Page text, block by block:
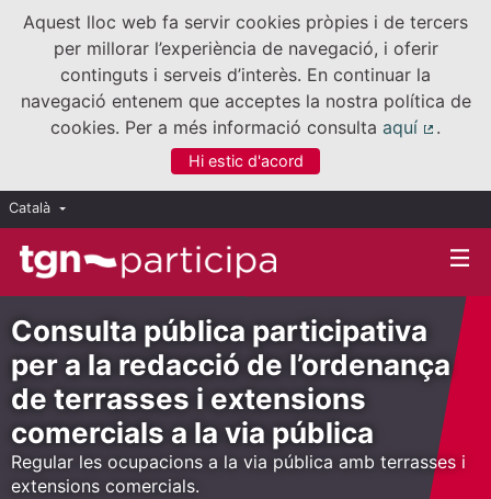
Aquest lloc web fa servir cookies pròpies i de tercers
per millorar l’experiència de navegació, i oferir
continguts i serveis d’interès. En continuar la
navegació entenem que acceptes la nostra política de
cookies. Per a més informació consulta aquí
.
Hi estic d'acord
Català Triar la llengua
Consulta pública participativa
per a la redacció de l’ordenança
de terrasses i extensions
comercials a la via pública
Regular les ocupacions a la via pública amb terrasses i
extensions comercials.